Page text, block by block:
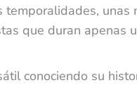
que duran apenas
conociendo su